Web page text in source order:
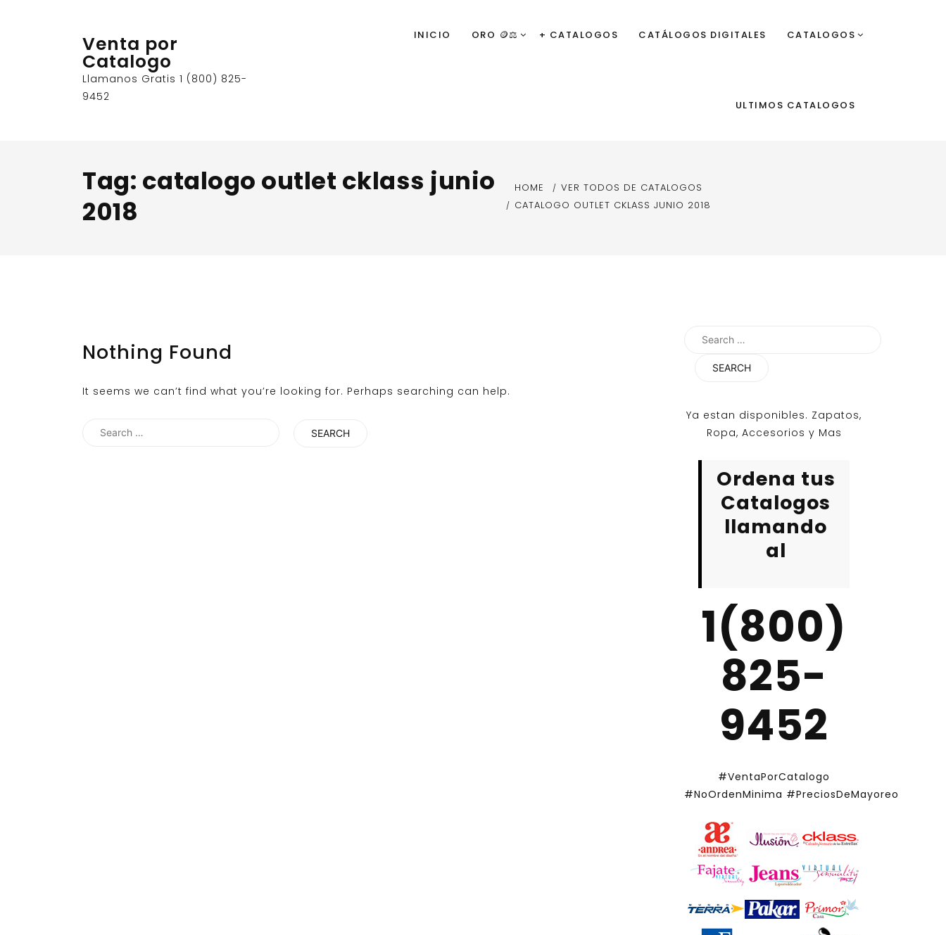
Venta por
Catalogo
Llamanos Gratis 1 (800) 825-
9452
INICIO ORO 🪙⚖️ + CATALOGOS CATÁLOGOS DIGITALES CATALOGOS
ULTIMOS CATALOGOS
Tag: catalogo outlet cklass junio
2018
HOME
VER TODOS DE CATALOGOS
CATALOGO OUTLET CKLASS JUNIO 2018
Nothing Found
It seems we can’t find what you’re looking for. Perhaps searching can help.
Search
Search
Ya estan disponibles. Zapatos,
Ropa, Accesorios y Mas
Ordena tus
Catalogos
llamando
al
1(800)
825-
9452
#VentaPorCatalogo
#NoOrdenMinima #PreciosDeMayoreo